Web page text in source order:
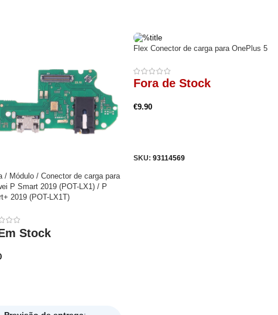
/ Módulo / Conector de carga para
P Smart 2019 (POT-LX1) / P
2019 (POT-LX1T)
Stock
Flex Conector de carga para OnePlus 5
Fora de Stock
€9.90
SKU:93114569